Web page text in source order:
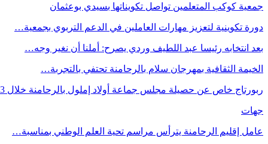
جمعية كوكب المتعلمين تواصل تكويناتها بسيدي بوعثمان
دورة تكوينية لتعزيز مهارات العاملين في الدعم التربوي بجمعية…
بعد انتخابه رئيسا عبد اللطيف وردي يصرح: أملنا أن نغير وجه…
الخيمة الثقافية بمهرجان سلام بالرحامنة تحتفي بالتجربة…
ربورتاج خاص عن حصيلة مجلس جماعة أولاد إملول بالرحامنة خلال 3…
جهات
عامل إقليم الرحامنة يترأس مراسم تحية العلم الوطني بمناسبة…